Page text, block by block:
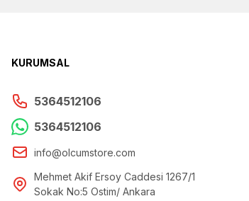
KURUMSAL
5364512106
5364512106
info@olcumstore.com
Mehmet Akif Ersoy Caddesi 1267/1
Sokak No:5 Ostim/ Ankara